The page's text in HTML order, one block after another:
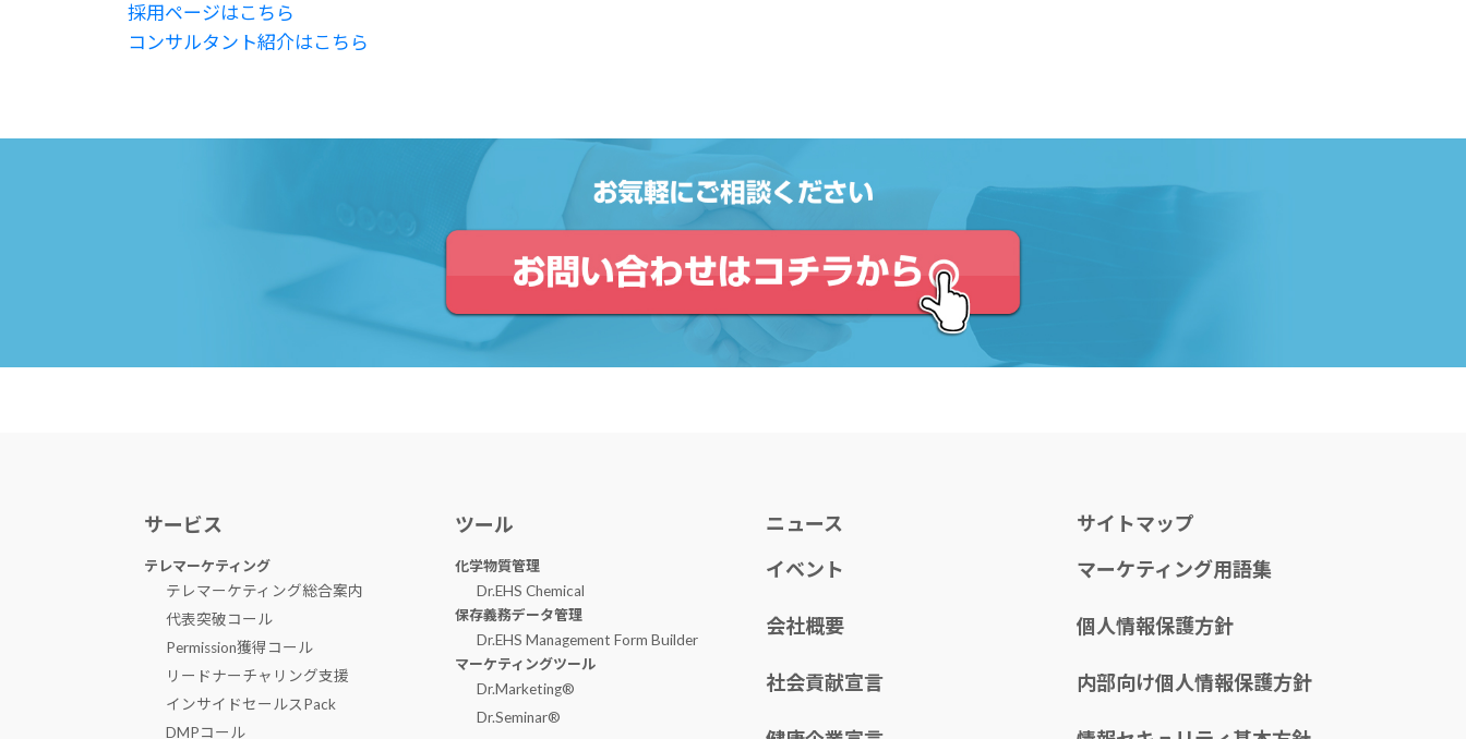
採用ページはこちら
コンサルタント紹介はこちら
サービス
テレマーケティング
テレマーケティング総合案内
代表突破コール
Permission獲得コール
リードナーチャリング支援
インサイドセールスPack
DMPコール
ツール
化学物質管理
Dr.EHS Chemical
保存義務データ管理
Dr.EHS Management Form Builder
マーケティングツール
Dr.Marketing®
Dr.Seminar®
ニュース
イベント
会社概要
社会貢献宣言
サイトマップ
マーケティング用語集
個人情報保護方針
内部向け個人情報保護方針